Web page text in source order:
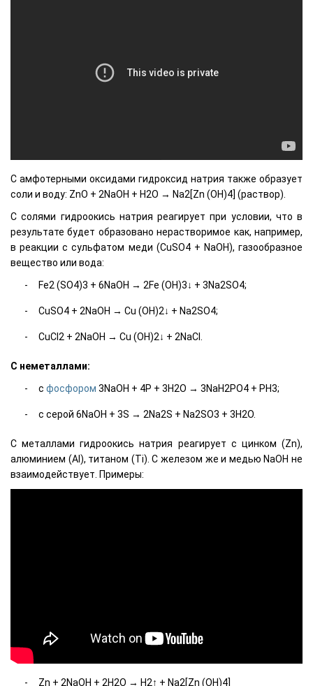
C амфотерными оксидами гидроксид натрия также образует
соли и воду: ZnO + 2NaOH + H2O → Na2[Zn (OH)4] (раствор).
C солями гидроокись натрия реагирует при условии, что в
результате будет образовано нерастворимое как, например,
в реакции с сульфатом меди (CuSO4 + NaOH), газообразное
вещество или вода:
Fe2 (SO4)3 + 6NaOH → 2Fe (OH)3↓ + 3Na2SO4;
CuSO4 + 2NaOH → Cu (OH)2↓ + Na2SO4;
CuCl2 + 2NaOH → Cu (OH)2↓ + 2NaCl.
C неметаллами:
с фосфором 3NaOH + 4P + 3H2O → 3NaH2PO4 + PH3;
с серой 6NaOH + 3S → 2Na2S + Na2SO3 + 3H2O.
C металлами гидроокись натрия реагирует с цинком (Zn),
алюминием (Al), титаном (Ti). C железом же и медью NaOH не
взаимодействует. Примеры:
Zn + 2NaOH + 2H2O → H2↑ + Na2[Zn (OH)4]